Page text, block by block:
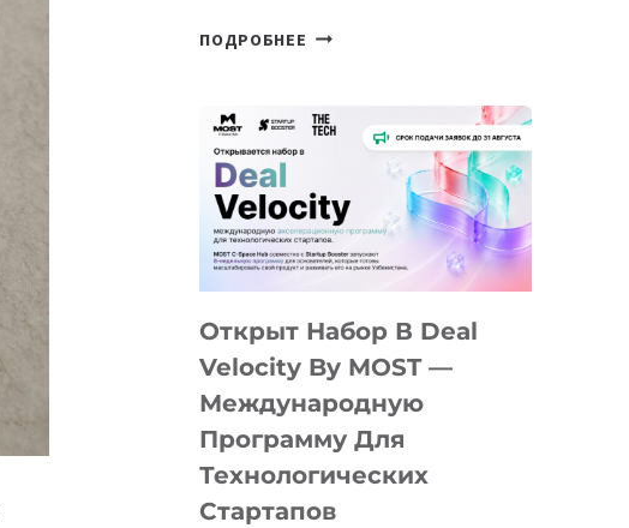
ПОДРОБНЕЕ ОТ
АЛМАТЫ:
YOUTH
CAMP
ДАЛ
ПОДРОСТКАМ
БИЛЕТ
IT-
ПРЕДПРИНИМАТЕЛЬСТВО
Открыт Набор В Deal
Velocity By MOST —
Международную
Программу Для
Технологических
Стартапов